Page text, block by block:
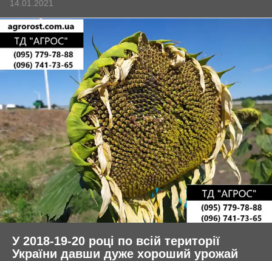
14.01.2021
У 2018-19-20 році по всій території
України давши дуже хороший урожай